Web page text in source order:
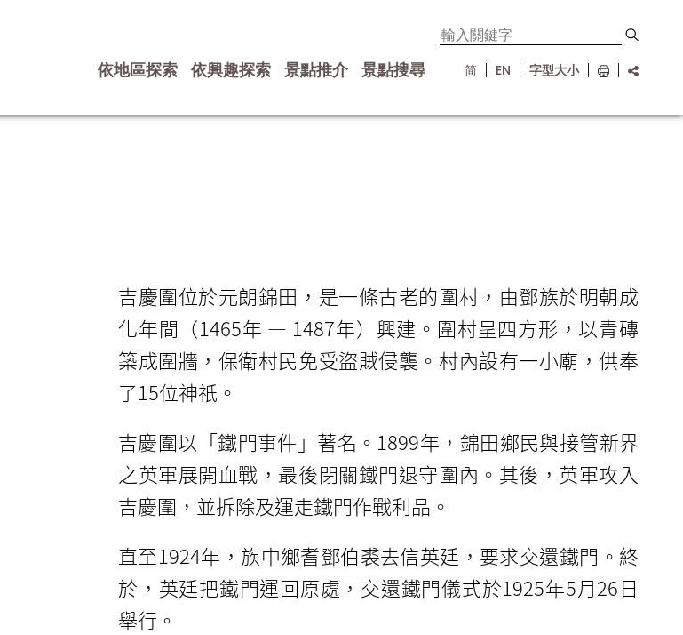
依地區探索 依興趣探索 景點推介 景點搜尋 简 EN 字型大小
吉慶圍位於元朗錦田，是一條古老的圍村，由鄧族於明朝成
化年間（1465年 — 1487年）興建。圍村呈四方形，以青磚
築成圍牆，保衛村民免受盜賊侵襲。村內設有一小廟，供奉
了15位神祇。
吉慶圍以「鐵門事件」著名。1899年，錦田鄉民與接管新界
之英軍展開血戰，最後閉關鐵門退守圍內。其後，英軍攻入
吉慶圍，並拆除及運走鐵門作戰利品。
直至1924年，族中鄉耆鄧伯裘去信英廷，要求交還鐵門。終
於，英廷把鐵門運回原處，交還鐵門儀式於1925年5月26日
舉行。